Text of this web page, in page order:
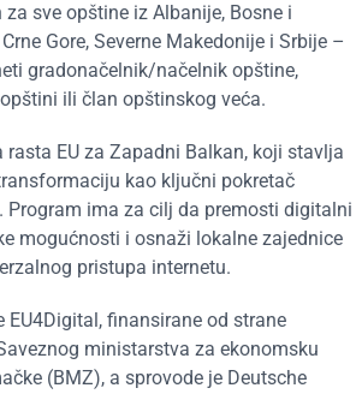
sve opštine iz Albanije, Bosne i
Gore, Severne Makedonije i Srbije –
gradonačelnik/načelnik opštine,
ili član opštinskog veća.
rasta EU za Zapadni Balkan, koji stavlja
kao ključni pokretač
Program ima za cilj da premosti digitalni
mogućnosti i osnaži lokalne zajednice
pristupa internetu.
EU4Digital, finansirane od strane
ministarstva za ekonomsku
(BMZ), a sprovode je Deutsche